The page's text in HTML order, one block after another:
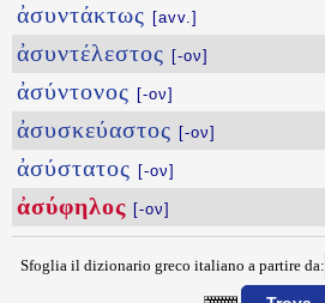
ἀσυντάκτως [avv.]
ἀσυντέλεστος [-ον]
ἀσύντονος [-ον]
ἀσυσκεύαστος [-ον]
ἀσύστατος [-ον]
ἀσύφηλος [-ον]
Sfoglia il dizionario greco italiano a partire da: